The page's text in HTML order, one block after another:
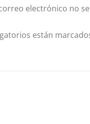
electrónico no
están